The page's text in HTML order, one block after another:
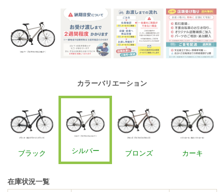
カラーバリエーション
ブラック シルバー ブロンズ カーキ
在庫状況一覧